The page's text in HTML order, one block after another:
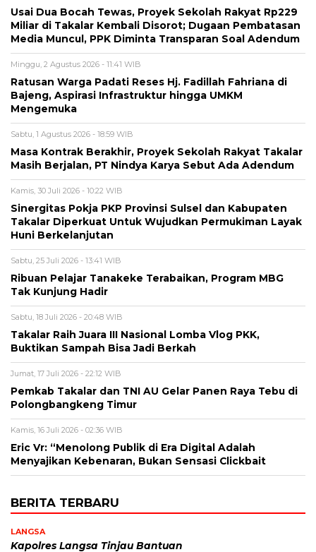
Usai Dua Bocah Tewas, Proyek Sekolah Rakyat Rp229
Miliar di Takalar Kembali Disorot; Dugaan Pembatasan
Media Muncul, PPK Diminta Transparan Soal Adendum
Minggu, 2 Agustus 2026 - 11:41 WIB
Ratusan Warga Padati Reses Hj. Fadillah Fahriana di
Bajeng, Aspirasi Infrastruktur hingga UMKM
Mengemuka
Sabtu, 1 Agustus 2026 - 18:59 WIB
Masa Kontrak Berakhir, Proyek Sekolah Rakyat Takalar
Masih Berjalan, PT Nindya Karya Sebut Ada Adendum
Kamis, 30 Juli 2026 - 10:22 WIB
Sinergitas Pokja PKP Provinsi Sulsel dan Kabupaten
Takalar Diperkuat Untuk Wujudkan Permukiman Layak
Huni Berkelanjutan
Sabtu, 25 Juli 2026 - 13:41 WIB
Ribuan Pelajar Tanakeke Terabaikan, Program MBG
Tak Kunjung Hadir
Sabtu, 18 Juli 2026 - 20:48 WIB
Takalar Raih Juara III Nasional Lomba Vlog PKK,
Buktikan Sampah Bisa Jadi Berkah
Jumat, 17 Juli 2026 - 22:12 WIB
Pemkab Takalar dan TNI AU Gelar Panen Raya Tebu di
Polongbangkeng Timur
Kamis, 16 Juli 2026 - 02:36 WIB
Eric Vr: “Menolong Publik di Era Digital Adalah
Menyajikan Kebenaran, Bukan Sensasi Clickbait
BERITA TERBARU
LANGSA
Kapolres Langsa Tinjau Bantuan